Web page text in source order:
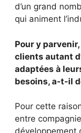
d’un grand
qui animent
Pour y
clients autant
adaptées à
besoins, a-t-il
Pour cette
entre